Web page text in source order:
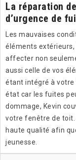
La réparation
d’urgence de
Les mauvaises
éléments
affecter non
aussi celle de vos
étant intégré à votre
état car les fuites
dommage, Kevin
votre fenêtre de
haute qualité afin
jeunesse.